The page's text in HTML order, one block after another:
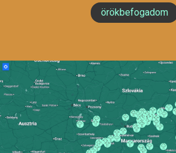
örökbefogadom